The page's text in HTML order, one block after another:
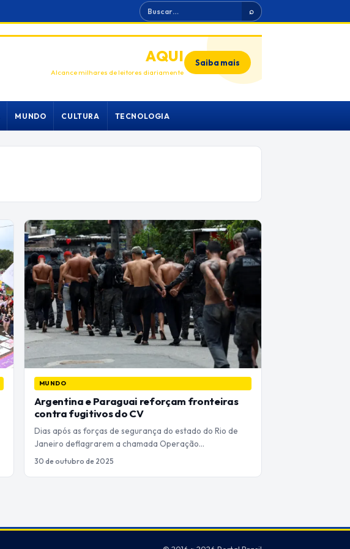
Buscar ⌕
ANUNCIEAQUI
Alcance milhares de leitores diariamente
Saiba mais
MUNDO CULTURA TECNOLOGIA
MUNDO
Argentina e Paraguai reforçam fronteiras
contra fugitivos do CV
Dias após as forças de segurança do estado do Rio de
Janeiro deflagrarem a chamada Operação…
30 de outubro de 2025